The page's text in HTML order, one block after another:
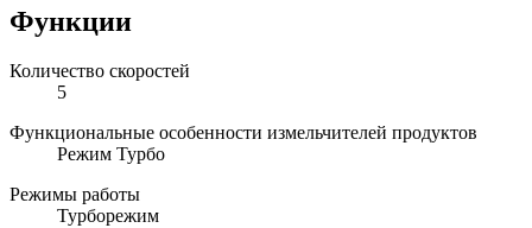
Функции
Количество скоростей
5
Функциональные особенности измельчителей продуктов
Режим Турбо
Режимы работы
Турборежим